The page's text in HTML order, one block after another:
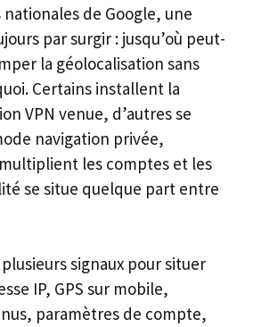
nationales de Google, une
par surgir : jusqu’où peut-
la géolocalisation sans
Certains installent la
VPN venue, d’autres se
navigation privée,
les comptes et les
se situe quelque part entre
signaux pour situer
IP, GPS sur mobile,
paramètres de compte,